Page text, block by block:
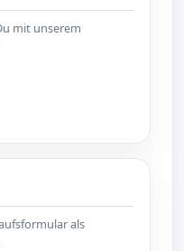
mit unserem
als